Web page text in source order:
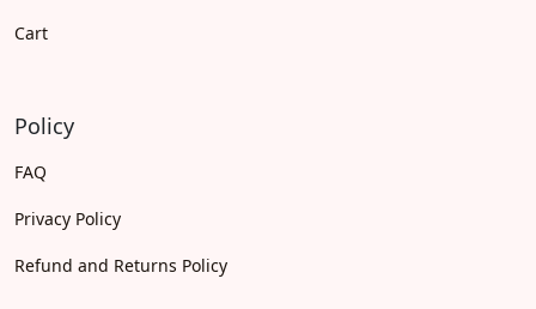
Cart
Policy
FAQ
Privacy Policy
Refund and Returns Policy